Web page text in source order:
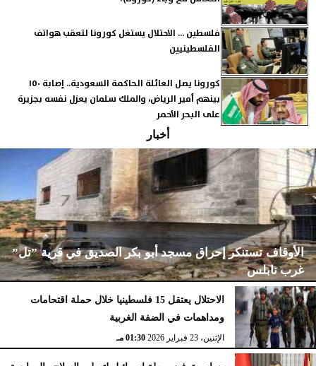
فلسطين ... الاحتلال يستغل كورونا لتعقب هواتف
الفلسطينيين
كورونا يصل العائلة الحاكمة السعودية.. إصابة ١٥٠
بينهم أمير الرياض، والملك سلمان يعزل نفسه بجزيرة
على البحر الأحمر
أخبار
الأوقاف تستنكر إحراق مسجد أبو بكر الصديق في قرية ”تل”
غرب نابلس
الإثنين، 23 فبراير 2026 02:15 مـ
الاحتلال يعتقل 15 فلسطينيا خلال حملة اقتحامات
ومداهمات في الضفة الغربية
الإثنين، 23 فبراير 2026 01:30 مـ